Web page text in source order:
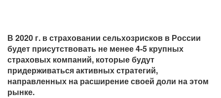
В 2020 г. в страховании сельхозрисков в России
будет присутствовать не менее 4-5 крупных
страховых компаний, которые будут
придерживаться активных стратегий,
направленных на расширение своей доли на этом
рынке.